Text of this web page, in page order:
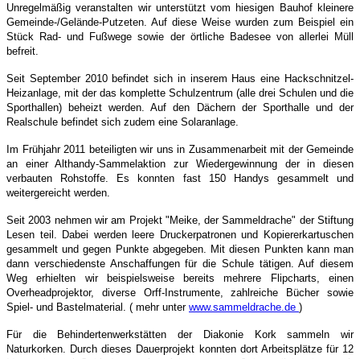
Unregelmäßig veranstalten wir unterstützt vom hiesigen Bauhof kleinere
Gemeinde-/Gelände-Putzeten. Auf diese Weise wurden zum Beispiel ein
Stück Rad- und Fußwege sowie der örtliche Badesee von allerlei Müll
befreit.
Seit September 2010 befindet sich in inserem Haus eine Hackschnitzel-
Heizanlage, mit der das komplette Schulzentrum (alle drei Schulen und die
Sporthallen) beheizt werden. Auf den Dächern der Sporthalle und der
Realschule befindet sich zudem eine Solaranlage.
Im Frühjahr 2011 beteiligten wir uns in Zusammenarbeit mit der Gemeinde
an einer Althandy-Sammelaktion zur Wiedergewinnung der in diesen
verbauten Rohstoffe. Es konnten fast 150 Handys gesammelt und
weitergereicht werden.
Seit 2003 nehmen wir am Projekt "Meike, der Sammeldrache" der Stiftung
Lesen teil. Dabei werden leere Druckerpatronen und Kopiererkartuschen
gesammelt und gegen Punkte abgegeben. Mit diesen Punkten kann man
dann verschiedenste Anschaffungen für die Schule tätigen. Auf diesem
Weg erhielten wir beispielsweise bereits mehrere Flipcharts, einen
Overheadprojektor, diverse Orff-Instrumente, zahlreiche Bücher sowie
Spiel- und Bastelmaterial. ( mehr unter www.sammeldrache.de )
Für die Behindertenwerkstätten der Diakonie Kork sammeln wir
Naturkorken. Durch dieses Dauerprojekt konnten dort Arbeitsplätze für 12